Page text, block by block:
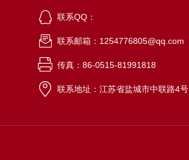
联系QQ：
联系邮箱：1254776805@qq.com
传真：86-0515-81991818
联系地址：江苏省盐城市中联路4号